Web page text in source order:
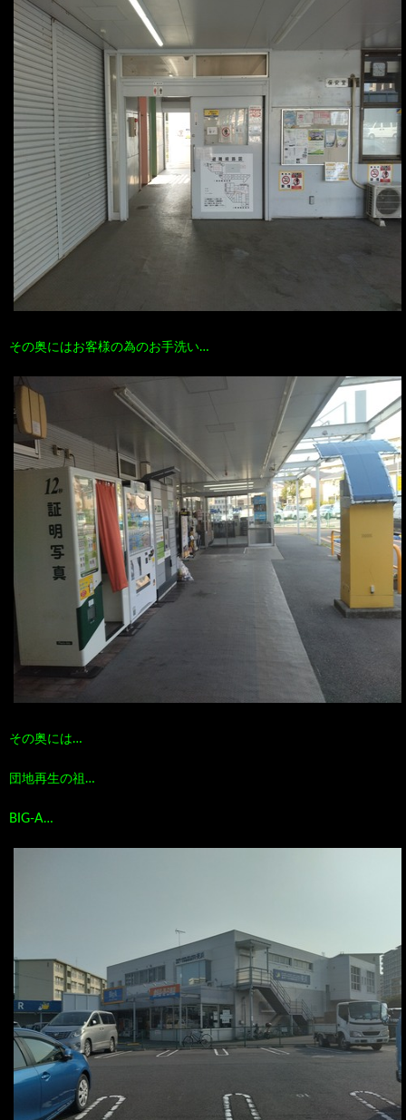
その奥にはお客様の為のお手洗い…
その奥には…
団地再生の祖…
BIG-A…